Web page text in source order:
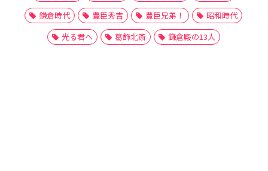
鎌倉時代
豊臣秀吉 豊臣兄弟！
昭和時代
光る君へ
葛飾北斎 鎌倉殿の13人